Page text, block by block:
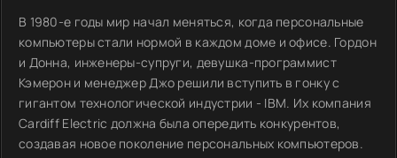
В 1980-е годы мир начал меняться, когда персональные
компьютеры стали нормой в каждом доме и офисе. Гордон
и Донна, инженеры-супруги, девушка-программист
Кэмерон и менеджер Джо решили вступить в гонку с
гигантом технологической индустрии - IBM. Их компания
Cardiff Electric должна была опередить конкурентов,
создавая новое поколение персональных компьютеров.